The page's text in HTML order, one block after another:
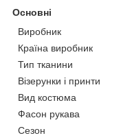
Основні
Виробник
Країна виробник
Тип тканини
Візерунки і принти
Вид костюма
Фасон рукава
Сезон